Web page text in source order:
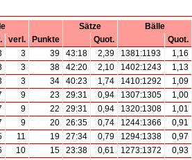
Sätze
Bälle
verl. Punkte Quot.
Quot.
3 39 43:18 2,39 1381:1193
1,16
3 38 42:20 2,10 1402:1243
1,13
3 34 40:23 1,74 1410:1292
1,09
9 23 29:31 0,94 1307:1305
1,00
9 22 29:31 0,94 1320:1308
1,01
9 20 26:35 0,74 1244:1366
0,91
11 19 27:34 0,79 1294:1338
0,97
10 15 23:38 0,61 1273:1372
0,93